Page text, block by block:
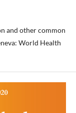
and other common
World Health